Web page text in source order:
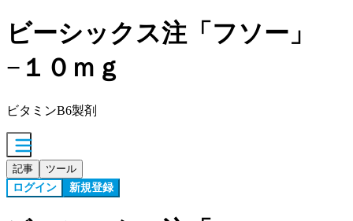
ビーシックス注「フソー」
−１０ｍｇ
ビタミンB6製剤
記事 ツール
ログイン 新規登録